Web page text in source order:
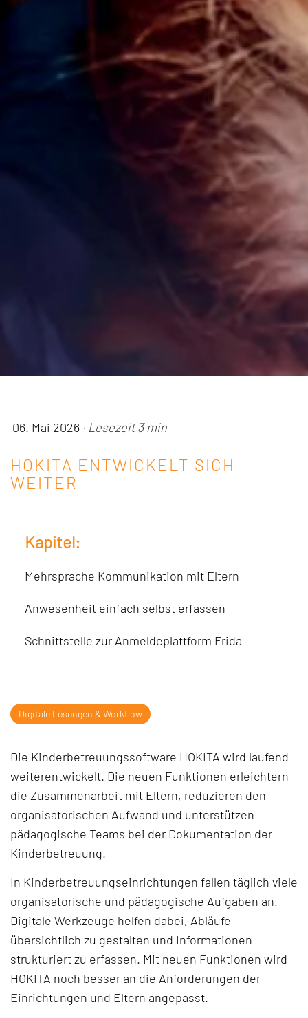
06. Mai 2026 · Lesezeit 3 min
HOKITA ENTWICKELT SICH
WEITER
Kapitel:
Mehrsprache Kommunikation mit Eltern
Anwesenheit einfach selbst erfassen
Schnittstelle zur Anmeldeplattform Frida
Digitale Lösungen & Workflow
Die Kinderbetreuungssoftware HOKITA wird laufend
weiterentwickelt. Die neuen Funktionen erleichtern
die Zusammenarbeit mit Eltern, reduzieren den
organisatorischen Aufwand und unterstützen
pädagogische Teams bei der Dokumentation der
Kinderbetreuung.
In Kinderbetreuungseinrichtungen fallen täglich viele
organisatorische und pädagogische Aufgaben an.
Digitale Werkzeuge helfen dabei, Abläufe
übersichtlich zu gestalten und Informationen
strukturiert zu erfassen. Mit neuen Funktionen wird
HOKITA noch besser an die Anforderungen der
Einrichtungen und Eltern angepasst.